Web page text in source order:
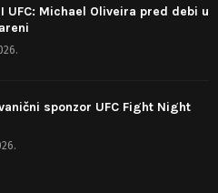
I UFC: Michael Oliveira pred debi u
sponzor UFC Fight Night